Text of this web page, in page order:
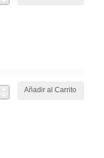
Añadir al Carrito